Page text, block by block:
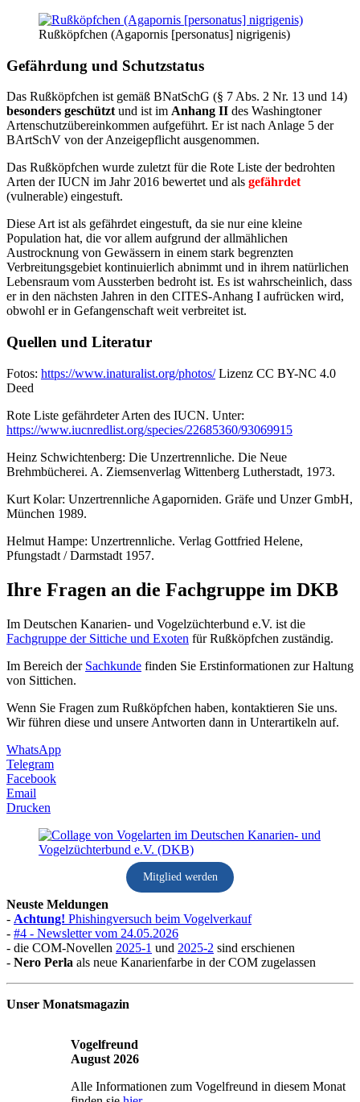
Rußköpfchen (Agapornis [personatus] nigrigenis)
Gefährdung und Schutzstatus
Das Rußköpfchen ist gemäß BNatSchG (§ 7 Abs. 2 Nr. 13 und 14)
besonders geschütztund ist im Anhang II des Washingtoner
Artenschutzübereinkommen aufgeführt. Er ist nach Anlage 5 der
BArtSchV von der Anzeigepflicht ausgenommen.
Das Rußköpfchen wurde zuletzt für die Rote Liste der bedrohten
Arten der IUCN im Jahr 2016 bewertet und als gefährdet
(vulnerable) eingestuft.
Diese Art ist als gefährdet eingestuft, da sie nur eine kleine
Population hat, die vor allem aufgrund der allmählichen
Austrocknung von Gewässern in einem stark begrenzten
Verbreitungsgebiet kontinuierlich abnimmt und in ihrem natürlichen
Lebensraum vom Aussterben bedroht ist. Es ist wahrscheinlich, dass
er in den nächsten Jahren in den CITES-Anhang I aufrücken wird,
obwohl er in Gefangenschaft weit verbreitet ist.
Quellen und Literatur
Fotos: https://www.inaturalist.org/photos/Lizenz CC BY-NC 4.0
Deed
Rote Liste gefährdeter Arten des IUCN. Unter:
https://www.iucnredlist.org/species/22685360/93069915
Heinz Schwichtenberg: Die Unzertrennliche. Die Neue
Brehmbücherei. A. Ziemsenverlag Wittenberg Lutherstadt, 1973.
Kurt Kolar: Unzertrennliche Agaporniden. Gräfe und Unzer GmbH,
München 1989.
Helmut Hampe: Unzertrennliche. Verlag Gottfried Helene,
Pfungstadt / Darmstadt 1957.
Ihre Fragen an die Fachgruppe im DKB
Im Deutschen Kanarien- und Vogelzüchterbund e.V. ist die
Fachgruppe der Sittiche und Exoten für Rußköpfchen zuständig.
Im Bereich der Sachkunde finden Sie Erstinformationen zur Haltung
von Sittichen.
Wenn Sie Fragen zum Rußköpfchen haben, kontaktieren Sie uns.
Wir führen diese und unsere Antworten dann in Unterartikeln auf.
WhatsApp
Telegram
Facebook
Email
Drucken
Mitglied werden
Neuste Meldungen
- Achtung! Phishingversuch beim Vogelverkauf
- #4 - Newsletter vom 24.05.2026
- die COM-Novellen 2025-1 und 2025-2 sind erschienen
- Nero Perla als neue Kanarienfarbe in der COM zugelassen
Unser Monatsmagazin
Vogelfreund
August 2026
Alle Informationen zum Vogelfreund in diesem Monat